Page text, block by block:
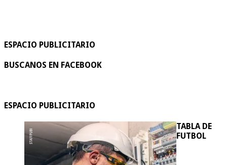
ESPACIO PUBLICITARIO
BUSCANOS EN FACEBOOK
ESPACIO PUBLICITARIO
TABLA DE
FUTBOL